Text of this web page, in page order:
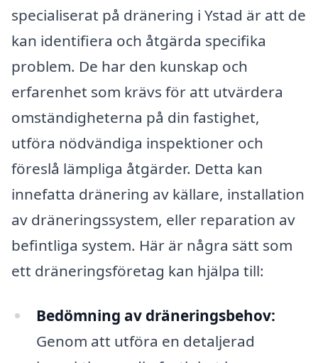
specialiserat på dränering i Ystad är att de
kan identifiera och åtgärda specifika
problem. De har den kunskap och
erfarenhet som krävs för att utvärdera
omständigheterna på din fastighet,
utföra nödvändiga inspektioner och
föreslå lämpliga åtgärder. Detta kan
innefatta dränering av källare, installation
av dräneringssystem, eller reparation av
befintliga system. Här är några sätt som
ett dräneringsföretag kan hjälpa till:
Bedömning av dräneringsbehov:
Genom att utföra en detaljerad